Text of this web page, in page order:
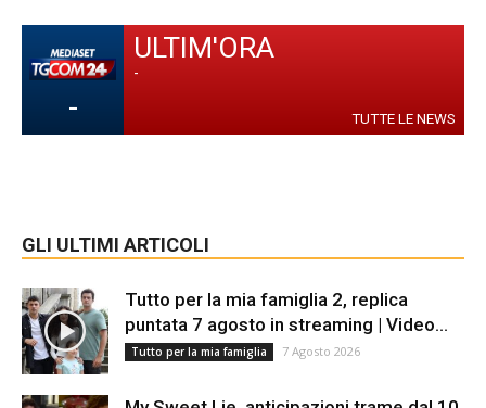
-
ULTIM'ORA
-
TUTTE LE NEWS
GLI ULTIMI ARTICOLI
Tutto per la mia famiglia 2, replica
puntata 7 agosto in streaming | Video...
Tutto per la mia famiglia 7 Agosto 2026